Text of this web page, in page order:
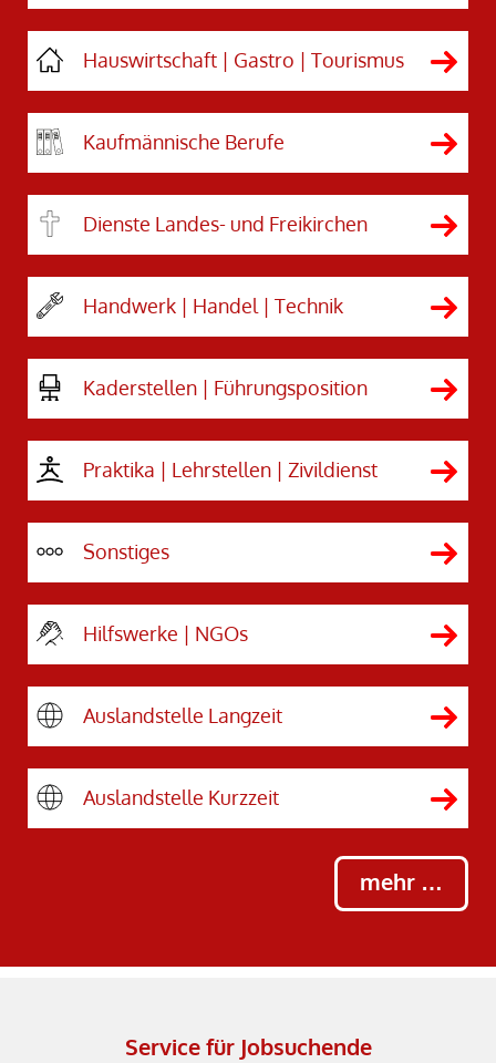
Hauswirtschaft | Gastro | Tourismus
Kaufmännische Berufe
Dienste Landes- und Freikirchen
Handwerk | Handel | Technik
Kaderstellen | Führungsposition
Praktika | Lehrstellen | Zivildienst
Sonstiges
Hilfswerke | NGOs
Auslandstelle Langzeit
Auslandstelle Kurzzeit
mehr …
Service für Jobsuchende